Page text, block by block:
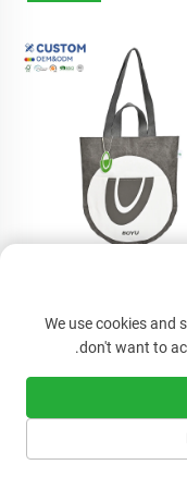
حقيبة تسوق مع شعار
للبيئة ومُعاد
We use cookies and
don't want to